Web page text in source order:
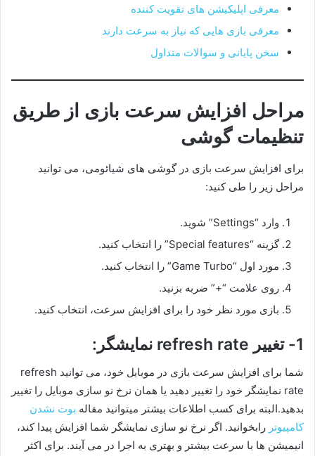
معرفی اپلیکیشن های تقویت کننده
معرفی بازی هایی که نیاز به سرعت دارند
سخن پایانی و سوالات متداول
مراحل افزایش سرعت بازی از طریق
تنظیمات گوشی
برای افزایش سرعت بازی در گوشی های شیائومی، می توانید
مراحل زیر را طی کنید:
وارد “Settings” شوید.
گزینه “Special features” را انتخاب کنید.
مورد اول “Game Turbo” را انتخاب کنید.
روی علامت “+” ضربه بزنید.
بازی مورد نظر خود را برای افزایش سرعت، انتخاب کنید.
1- تغییر refresh rate نمایشگر:
شما برای افزایش سرعت بازی در موبایل خود، می توانید refresh
rate نمایشگر خود را تغییر دهید یا همان نرخ نو سازی موبایل را تغییر
بدهید.البته برای کسب اطلاعات بیشتر میتوانید مقاله بوت نشدن
کامپیوتر رابخوانید. اگر نرخ نو سازی نمایشگر شما افزایش پیدا کند،
انیمیشن ها با سرعت بیشتر و بهتری به اجرا در می آیند. برای اکثر